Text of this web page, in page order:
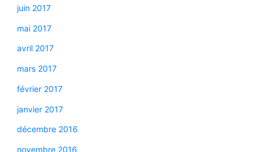
juin 2017
mai 2017
avril 2017
mars 2017
février 2017
janvier 2017
décembre 2016
novembre 2016